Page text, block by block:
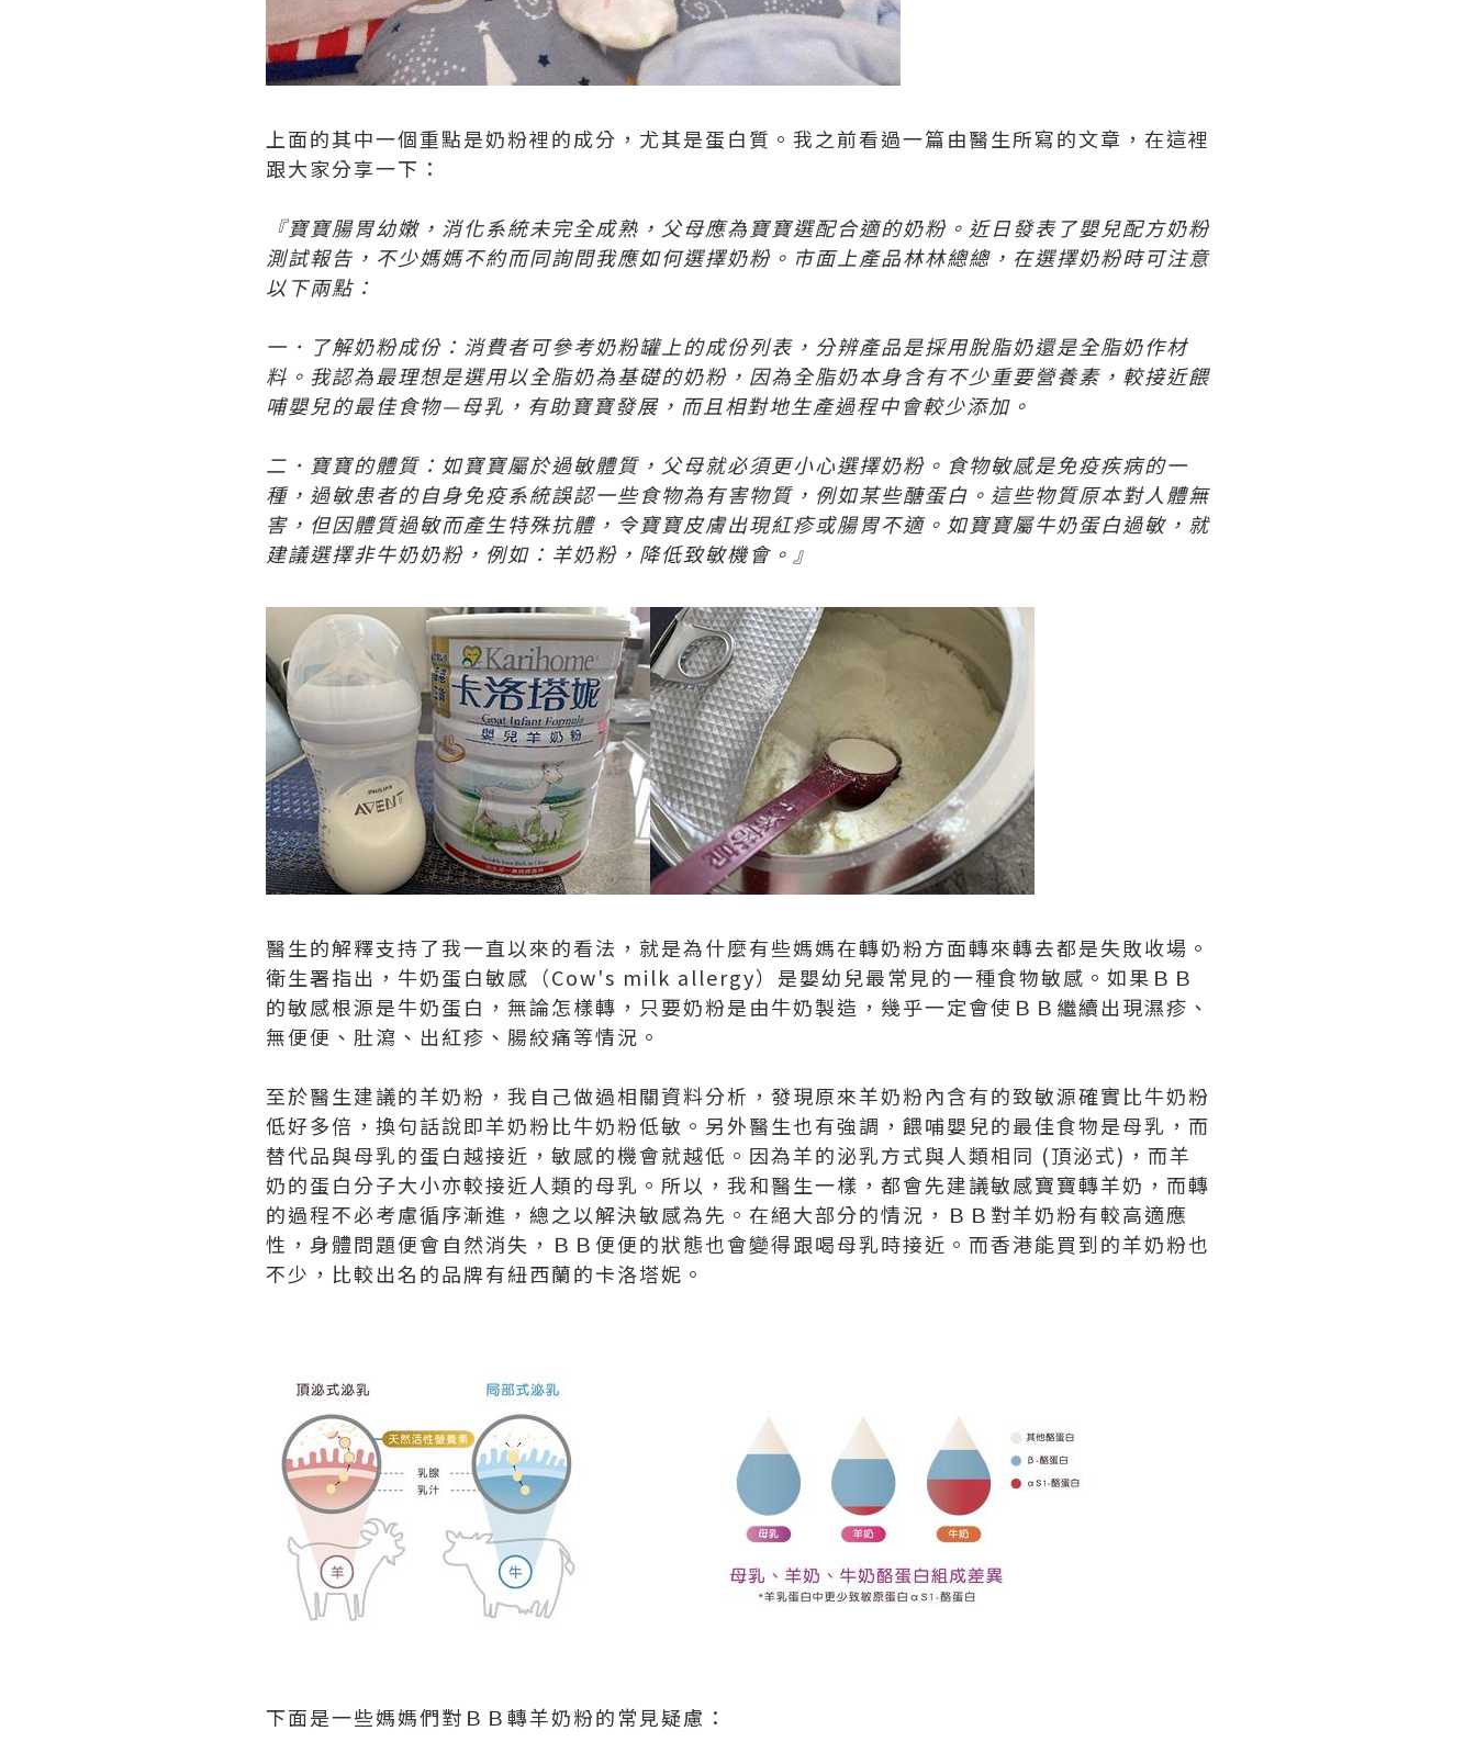
上面的其中一個重點是奶粉裡的成分，尤其是蛋白質。我之前看過一篇由醫生所寫的文章，在這裡
跟大家分享一下：
『寶寶腸胃幼嫩，消化系統未完全成熟，父母應為寶寶選配合適的奶粉。近日發表了嬰兒配方奶粉
測試報告，不少媽媽不約而同詢問我應如何選擇奶粉。市面上產品林林總總，在選擇奶粉時可注意
以下兩點：
一．了解奶粉成份：消費者可參考奶粉罐上的成份列表，分辨產品是採用脫脂奶還是全脂奶作材
料。我認為最理想是選用以全脂奶為基礎的奶粉，因為全脂奶本身含有不少重要營養素，較接近餵
哺嬰兒的最佳食物—母乳，有助寶寶發展，而且相對地生產過程中會較少添加。
二．寶寶的體質：如寶寶屬於過敏體質，父母就必須更小心選擇奶粉。食物敏感是免疫疾病的一
種，過敏患者的自身免疫系統誤認一些食物為有害物質，例如某些醣蛋白。這些物質原本對人體無
害，但因體質過敏而產生特殊抗體，令寶寶皮膚出現紅疹或腸胃不適。如寶寶屬牛奶蛋白過敏，就
建議選擇非牛奶奶粉，例如：羊奶粉，降低致敏機會。』
醫生的解釋支持了我一直以來的看法，就是為什麼有些媽媽在轉奶粉方面轉來轉去都是失敗收場。
衛生署指出，牛奶蛋白敏感（Cow's milk allergy）是嬰幼兒最常見的一種食物敏感。如果ＢＢ
的敏感根源是牛奶蛋白，無論怎樣轉，只要奶粉是由牛奶製造，幾乎一定會使ＢＢ繼續出現濕疹、
無便便、肚瀉、出紅疹、腸絞痛等情況。
至於醫生建議的羊奶粉，我自己做過相關資料分析，發現原來羊奶粉內含有的致敏源確實比牛奶粉
低好多倍，換句話說即羊奶粉比牛奶粉低敏。另外醫生也有強調，餵哺嬰兒的最佳食物是母乳，而
替代品與母乳的蛋白越接近，敏感的機會就越低。因為羊的泌乳方式與人類相同 (頂泌式)，而羊
奶的蛋白分子大小亦較接近人類的母乳。所以，我和醫生一樣，都會先建議敏感寶寶轉羊奶，而轉
的過程不必考慮循序漸進，總之以解決敏感為先。在絕大部分的情況，ＢＢ對羊奶粉有較高適應
性，身體問題便會自然消失，ＢＢ便便的狀態也會變得跟喝母乳時接近。而香港能買到的羊奶粉也
不少，比較出名的品牌有紐西蘭的卡洛塔妮。
下面是一些媽媽們對ＢＢ轉羊奶粉的常見疑慮：